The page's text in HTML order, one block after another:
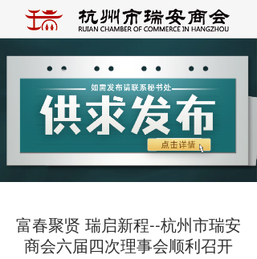
富春聚贤 瑞启新程--杭州市瑞安
商会六届四次理事会顺利召开